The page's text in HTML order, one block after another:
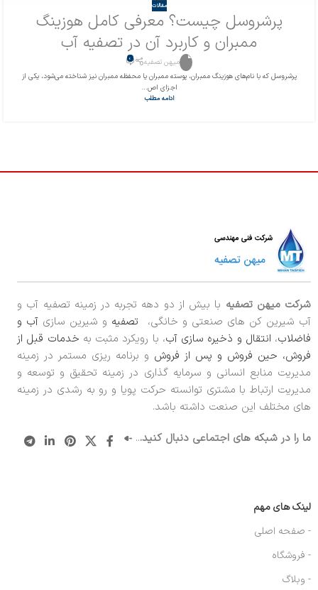
مقالات
پرشروسل چیست؟ معرفی کامل هوزینگ
ممبران و کاربرد آن در تصفیه آب
میهن تصفیه 0
پرشروسل که با نام‌های هوزینگ ممبران، پوسته ممبران یا محفظه ممبران نیز شناخته می‌شود، یکی از
اجزای اص...
ادامه مطلب
شرکت میهن تصفیه با بیش از دو دهه تجربه در زمینه تصفیه آب و
آب شیرین کن های صنعتی و خانگی،
تصفیه و شیرین سازی آب و
فاضلاب، انتقال و ذخیره سازی آب، با رویکرد مثبت به خدمات قبل از
فروش، حین فروش و پس از فروش و برنامه ریزی مستمر در زمینه
مدیریت منابع انسانی و سرمایه گذاری در زمینه تحقیق و توسعه و
مدیریت ارتباط با مشتری توانسته حرکت پویا و رو به رشدی در زمینه
های مختلف این صنعت داشته باشد.
ما را در شبکه های اجتماعی دنبال کنید...
لینک های مهم
- صفحه اصلی
- فروشگاه
- وبلاگ